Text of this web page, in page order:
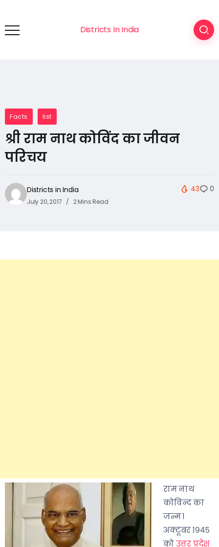
Districts In India
Facts list
श्री राम नाथ कोविंद का जीवन
परिचय
Districts in India
July 20, 2017 2 Mins Read
43 0
राम नाथ
कोविन्द का
जन्म १
अक्टूबर १९४५
कोउत्तर प्रदेश